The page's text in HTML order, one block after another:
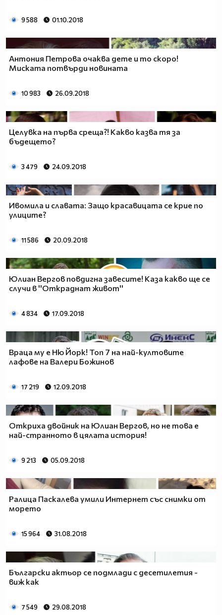
9 588 01.10.2018
Антония Петрова очаква дете и то скоро!
Миската потвърди новината
10 983 26.09.2018
Целувка на първа среща?! Какво казва тя за
бъдещето?
3 479 24.09.2018
Ивомила и славата: Защо красавицата се крие по
улиците?
11 586 20.09.2018
Юлиан Вергов повдигна завесите! Каза какво ще се
случи в ''Откраднат живот''
4 834 17.09.2018
Враца му е Ню Йорк! Топ 7 на най-култовите
лафове на Валери Божинов
17 219 12.09.2018
Откриха двойник на Юлиан Вергов, но не това е
най-странното в цялата история!
9 213 05.09.2018
Ралица Паскалева умили Интернет със снимки от
морето
15 964 31.08.2018
Български актьор се подмлади с десетилетия -
виж как
7 549 29.08.2018